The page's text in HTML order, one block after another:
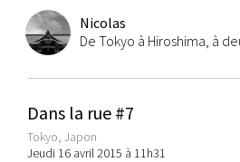
Nicolas
De Tokyo à Hiroshima, à
Dans la rue #7
Tokyo, Japon
Jeudi 16 avril 2015 à 11h31